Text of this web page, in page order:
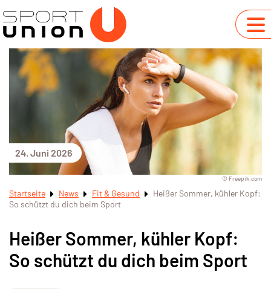
24. Juni 2026
© Freepik.com
Startseite News Fit & Gesund
Heißer Sommer, kühler Kopf:
So schützt du dich beim Sport
Heißer Sommer, kühler Kopf:
So schützt du dich beim Sport